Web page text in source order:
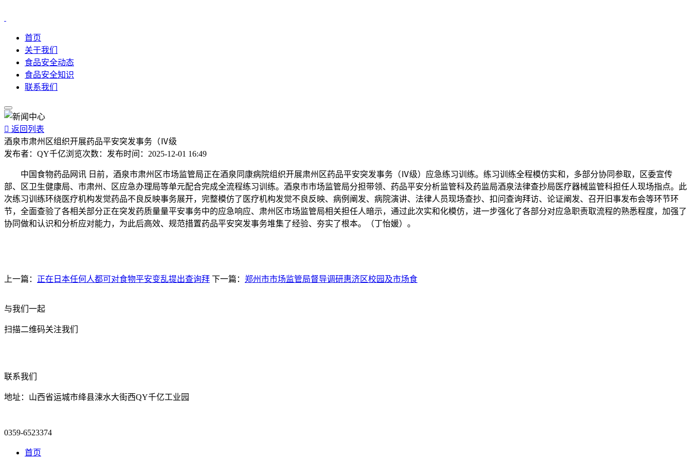
首页
关于我们
食品安全动态
食品安全知识
联系我们
 返回列表
酒泉市肃州区组织开展药品平安突发事务（Ⅳ级
发布者： QY千亿浏览次数： 发布时间： 2025-12-01 16:49
中国食物药品网讯 日前，酒泉市肃州区市场监管局正在酒泉同康病院组织开展肃州区药品平安突发事务（Ⅳ级）应急练习训练。练习训练全程模仿实和，多部分协同参取，区委宣传
部、区卫生健康局、市肃州、区应急办理局等单元配合完成全流程练习训练。酒泉市市场监管局分担带领、药品平安分析监管科及药监局酒泉法律查抄局医疗器械监管科担任人现场指点。此
次练习训练环绕医疗机构发觉药品不良反映事务展开，完整模仿了医疗机构发觉不良反映、病例阐发、病院演讲、法律人员现场查抄、扣问查询拜访、论证阐发、召开旧事发布会等环节环
节，全面查验了各相关部分正在突发药质量量平安事务中的应急响应、肃州区市场监管局相关担任人暗示，通过此次实和化模仿，进一步强化了各部分对应急职责取流程的熟悉程度，加强了
协同做和认识和分析应对能力，为此后高效、规范措置药品平安突发事务堆集了经验、夯实了根本。（丁怡媛）。
上一篇： 正在日本任何人都可对食物平安变乱提出查询拜 下一篇： 郑州市市场监管局督导调研惠济区校园及市场食
与我们一起
扫描二维码关注我们
联系我们
地址：山西省运城市绛县涑水大街西QY千亿工业园
0359-6523374
首页